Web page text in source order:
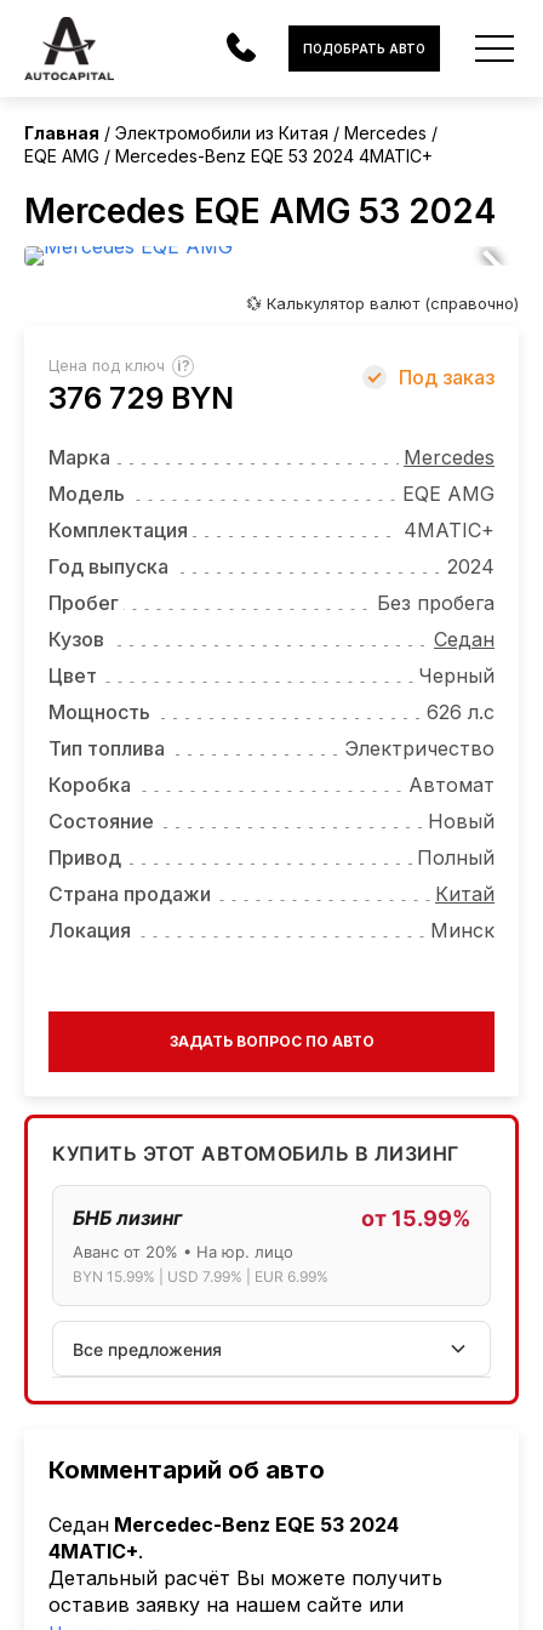
АВТОМОБИЛИ
ЭЛЕКТРОМОБИЛИ
УСЛУГИ
НОВОСТИ
ОТЗЫВЫ
ВАКАНСИИ
О КОМПАНИИ
КОНТАКТЫ
ПОДОБРАТЬ АВТО
Главная Электромобили из Китая
Mercedes
EQE AMG
Mercedes-Benz EQE 53 2024 4MATIC+
Mercedes EQE AMG 53 2024
Китай
Без пробега
Комментарий об авто
Седан Mercedec-Benz EQE 53 2024
4MATIC+.
Детальный расчёт Вы можете получить
оставив заявку на нашем сайте или
💱 Калькулятор валют (справочно)
Цена под ключ ?
376 729 BYN
Под заказ
Марка
Mercedes
Модель
EQE AMG
Комплектация
4MATIC+
Год выпуска
2024
Пробег
Без пробега
Кузов
Седан
Цвет
Черный
Мощность
626 л.с
Тип топлива
Электричество
Коробка
Автомат
Состояние
Новый
Привод
Полный
Страна продажи
Китай
Локация
Минск
ЗАДАТЬ ВОПРОС ПО АВТО
КУПИТЬ ЭТОТ АВТОМОБИЛЬ В ЛИЗИНГ
БНБ лизинг от 15.99%
Аванс от 20% • На юр. лицо
BYN 15.99% | USD 7.99% | EUR 6.99%
Все предложения
АСБ лизинг
Лизинг: BYN 17% | USD 7.99% | EUR 6.99%
Также доступен кредит "Проще простого" 18.9%
Активлизиг